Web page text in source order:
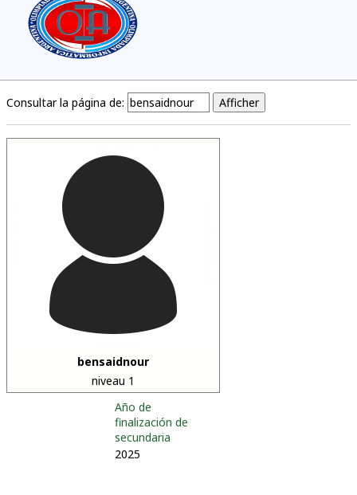
Consultar la página de:
bensaidnour
niveau 1
Año de
finalización de
secundaria
2025